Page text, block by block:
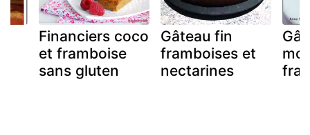
Financiers coco
et framboise
sans gluten
Gâteau fin
framboises et
nectarines